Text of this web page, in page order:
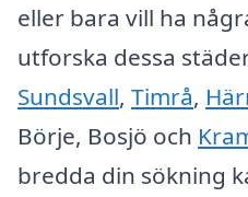
eller bara vill ha
utforska dessa
Sundsvall, Timrå,
Börje, Bosjö och
bredda din sökning